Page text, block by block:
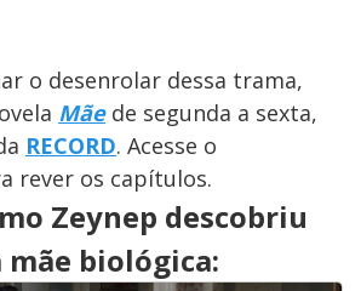
o desenrolar dessa trama,
Mãede segunda a sexta,
RECORD. Acesse o
rever os capítulos.
Zeynep descobriu
mãe biológica: